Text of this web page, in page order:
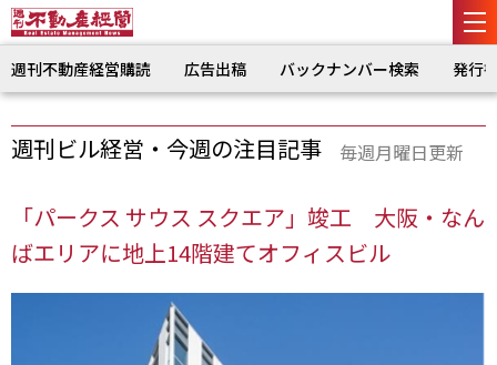
週刊不動産経営購読 広告出稿 バックナンバー検索 発行
週刊ビル経営・今週の注目記事 毎週月曜日更新
「パークス サウス スクエア」竣工 大阪・なん
ばエリアに地上14階建てオフィスビル